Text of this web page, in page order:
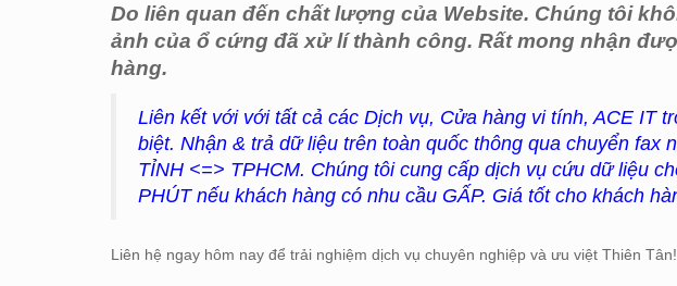
Do liên quan đến chất lượng của Website. Chúng tôi
ảnh của ổ cứng đã xử lí thành công. Rất mong nhận
hàng.
Liên kết với với tất cả các Dịch vụ, Cửa hàng vi tính, ACE IT
biệt. Nhận & trả dữ liệu trên toàn quốc thông qua chuyển fax
TỈNH <=> TPHCM. Chúng tôi cung cấp dịch vụ cứu dữ liệu
PHÚT nếu khách hàng có nhu cầu GẤP. Giá tốt cho khách
Liên hệ ngay hôm nay để trải nghiệm dịch vụ chuyên nghiệp và ưu việt Thiên